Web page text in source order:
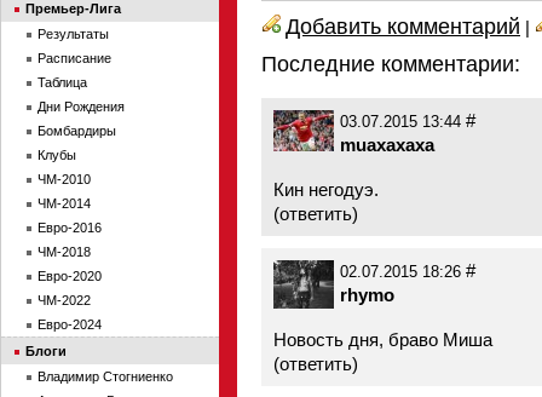
Добавить комментарий |
Последние комментарии:
03.07.2015 13:44 #
muaxaxaxa
Кин негодуэ.
(ответить)
02.07.2015 18:26 #
rhymo
Новость дня, браво Миша
(ответить)
Премьер-Лига
Результаты
Расписание
Таблица
Дни Рождения
Бомбардиры
Клубы
ЧМ-2010
ЧМ-2014
Евро-2016
ЧМ-2018
Евро-2020
ЧМ-2022
Евро-2024
Блоги
Владимир Стогниенко